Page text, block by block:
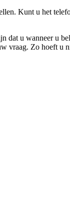
Kunt u het
dat u wanneer u
vraag. Zo hoeft u